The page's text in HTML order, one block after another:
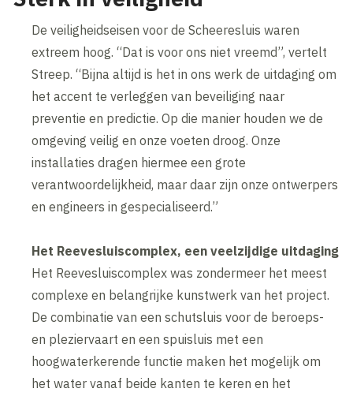
De veiligheidseisen voor de Scheeresluis waren
extreem hoog. “Dat is voor ons niet vreemd”, vertelt
Streep. “Bijna altijd is het in ons werk de uitdaging om
het accent te verleggen van beveiliging naar
preventie en predictie. Op die manier houden we de
omgeving veilig en onze voeten droog. Onze
installaties dragen hiermee een grote
verantwoordelijkheid, maar daar zijn onze ontwerpers
en engineers in gespecialiseerd.”
Het Reevesluiscomplex, een veelzijdige uitdaging
Het Reevesluiscomplex was zondermeer het meest
complexe en belangrijke kunstwerk van het project.
De combinatie van een schutsluis voor de beroeps-
en pleziervaart en een spuisluis met een
hoogwaterkerende functie maken het mogelijk om
het water vanaf beide kanten te keren en het